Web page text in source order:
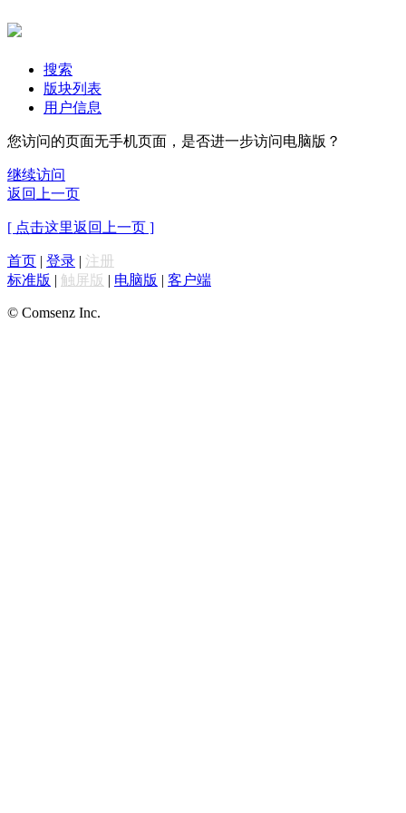
搜索
版块列表
用户信息
您访问的页面无手机页面，是否进一步访问电脑版？
继续访问
返回上一页
[ 点击这里返回上一页 ]
首页 | 登录 | 注册
标准版 | 触屏版 | 电脑版 | 客户端
© Comsenz Inc.